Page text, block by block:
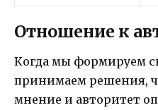
Отношение к
Когда мы формируем
принимаем решения,
мнение и авторитет